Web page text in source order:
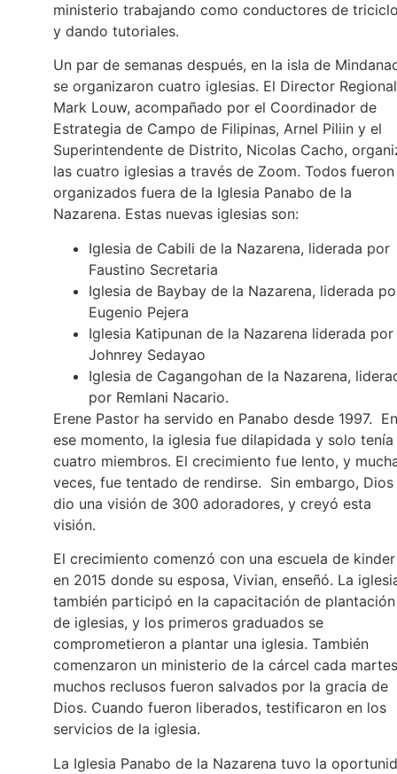
ministerio trabajando como conductores de
y dando tutoriales.
Un par de semanas después, en la isla de
se organizaron cuatro iglesias. El Director Regional
Mark Louw, acompañado por el Coordinador de
Estrategia de Campo de Filipinas, Arnel Piliin y el
Superintendente de Distrito, Nicolas Cacho,
las cuatro iglesias a través de Zoom. Todos fueron
organizados fuera de la Iglesia Panabo de la
Nazarena. Estas nuevas iglesias son:
Iglesia de Cabili de la Nazarena, liderada por
Faustino Secretaria
Iglesia de Baybay de la Nazarena, liderada
Eugenio Pejera
Iglesia Katipunan de la Nazarena liderada por
Johnrey Sedayao
Iglesia de Cagangohan de la Nazarena,
por Remlani Nacario.
Erene Pastor ha servido en Panabo desde 1997. En
ese momento, la iglesia fue dilapidada y solo tenía
cuatro miembros. El crecimiento fue lento, y
veces, fue tentado de rendirse. Sin embargo, Dios
dio una visión de 300 adoradores, y creyó esta
visión.
El crecimiento comenzó con una escuela de kinder
en 2015 donde su esposa, Vivian, enseñó. La
también participó en la capacitación de plantación
de iglesias, y los primeros graduados se
comprometieron a plantar una iglesia. También
comenzaron un ministerio de la cárcel cada
muchos reclusos fueron salvados por la gracia de
Dios. Cuando fueron liberados, testificaron en los
servicios de la iglesia.
La Iglesia Panabo de la Nazarena tuvo la